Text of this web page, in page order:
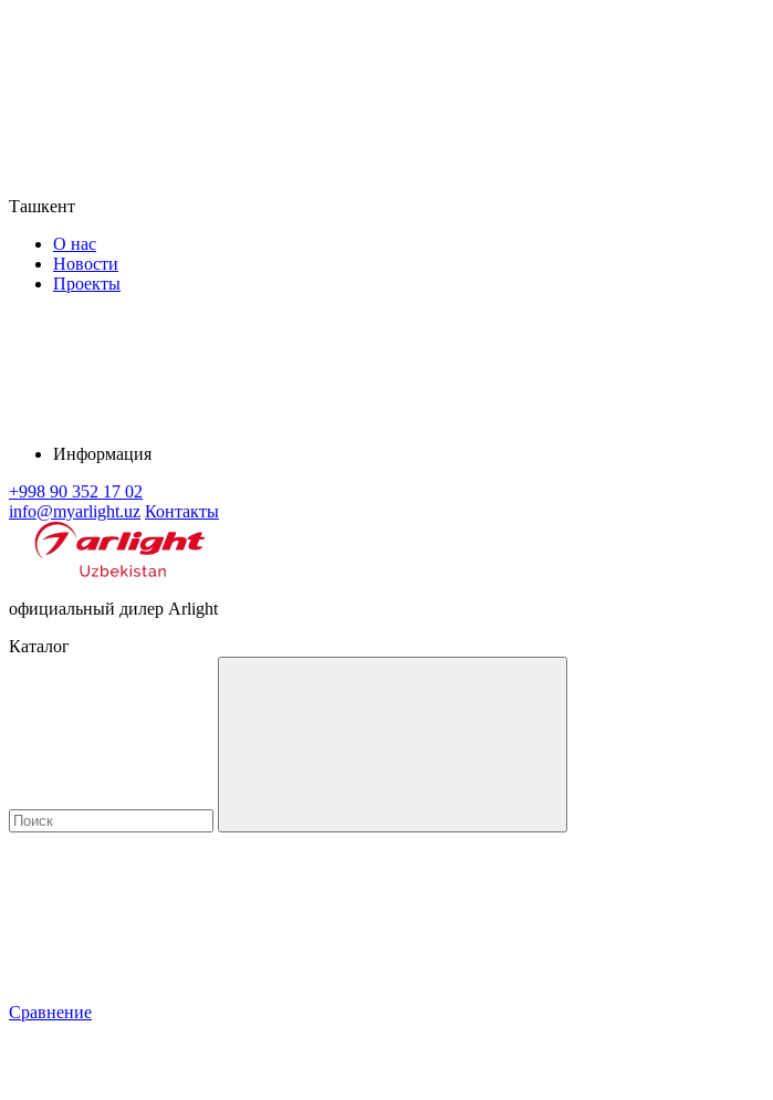
Ташкент
О нас
Новости
Проекты
Информация
+998 90 352 17 02
info@myarlight.uz Контакты
официальный дилер Arlight
Каталог
Сравнение